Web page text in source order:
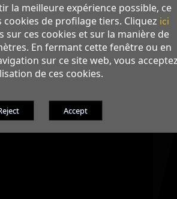
la meilleure expérience possible, ce
cookies de profilage tiers. Cliquez ici
sur ces cookies et sur la manière de
En fermant cette fenêtre ou en
sur ce site web, vous
de ces cookies.